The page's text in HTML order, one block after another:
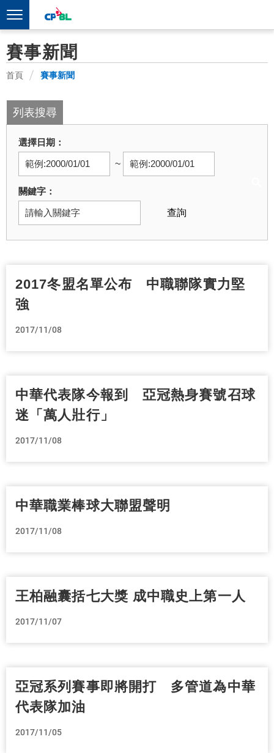
賽事新聞
首頁 賽事新聞
列表搜尋
選擇日期
~
關鍵字
2017冬盟名單公布 中職聯隊實力堅
強
2017/11/08
中華代表隊今報到 亞冠熱身賽號召球
迷「萬人壯行」
2017/11/08
中華職業棒球大聯盟聲明
2017/11/08
王柏融囊括七大獎 成中職史上第一人
2017/11/07
亞冠系列賽事即將開打 多管道為中華
代表隊加油
2017/11/05